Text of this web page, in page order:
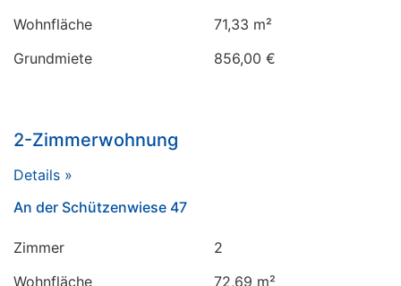
Wohnfläche
71,33 m²
Grundmiete
856,00 €
2-Zimmerwohnung
Details »
An der Schützenwiese 47
Zimmer
2
Wohnfläche
72,69 m²